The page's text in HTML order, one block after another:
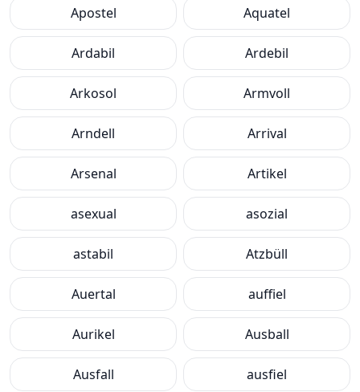
Apostel Aquatel
Ardabil Ardebil
Arkosol Armvoll
Arndell Arrival
Arsenal Artikel
asexual asozial
astabil Atzbüll
Auertal auffiel
Aurikel Ausball
Ausfall ausfiel